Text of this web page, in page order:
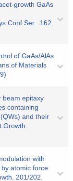
growth GaAs
162.
of GaAs/AlAs
Materials
beam epitaxy
containing
and their
with
atomic force
201/202.